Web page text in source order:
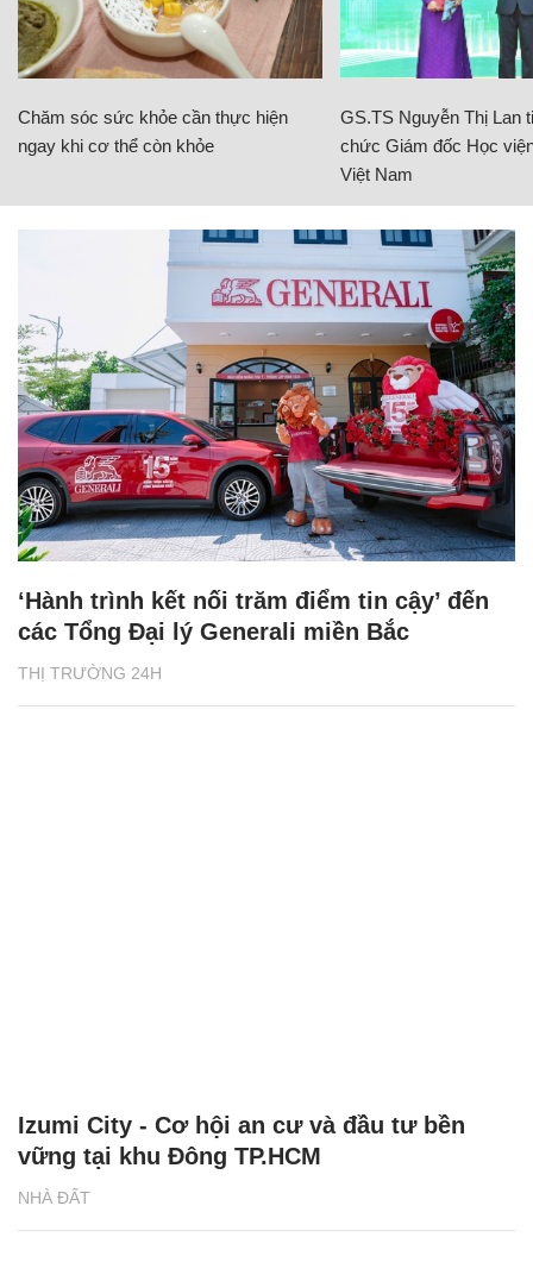
Chăm sóc sức khỏe cần thực hiện
ngay khi cơ thể còn khỏe
GS.TS Nguyễn Thị Lan
chức Giám đốc Học
Việt Nam
THỊ TRƯỜNG 24H
‘Hành trình kết nối trăm điểm tin cậy’ đến
các Tổng Đại lý Generali miền Bắc
NHÀ ĐẤT
Izumi City - Cơ hội an cư và đầu tư bền
vững tại khu Đông TP.HCM